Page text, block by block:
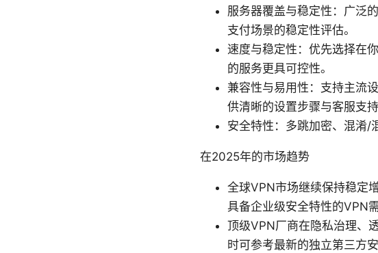
服务器覆盖与稳定性：广泛
支付场景的稳定性评估。
速度与稳定性：优先选择在
的服务更具可控性。
兼容性与易用性：支持主流
供清晰的设置步骤与客服支持
安全特性：多跳加密、混淆/
在2025年的市场趋势
全球VPN市场继续保持稳定
具备企业级安全特性的VPN需
顶级VPN厂商在隐私治理、
时可参考最新的独立第三方